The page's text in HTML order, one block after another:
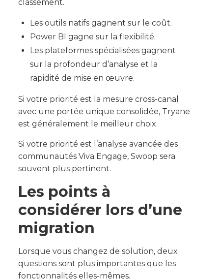
classement.
Les outils natifs gagnent sur le coût.
Power BI gagne sur la flexibilité.
Les plateformes spécialisées gagnent
sur la profondeur d’analyse et la
rapidité de mise en œuvre.
Si votre priorité est la mesure cross-canal
avec une portée unique consolidée, Tryane
est généralement le meilleur choix.
Si votre priorité est l’analyse avancée des
communautés Viva Engage, Swoop sera
souvent plus pertinent.
Les points à
considérer lors d’une
migration
Lorsque vous changez de solution, deux
questions sont plus importantes que les
fonctionnalités elles-mêmes.